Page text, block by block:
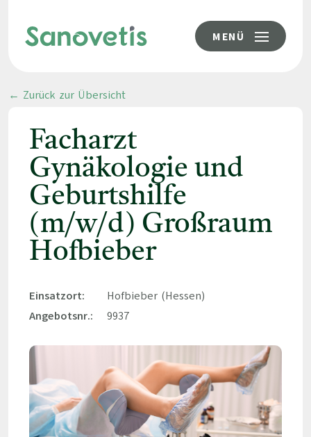
MENÜ
← Zurück zur Übersicht
Facharzt
Gynäkologie und
Geburtshilfe
(m/w/d) Großraum
Hofbieber
Einsatzort:
Hofbieber (Hessen)
Angebotsnr.:
9937